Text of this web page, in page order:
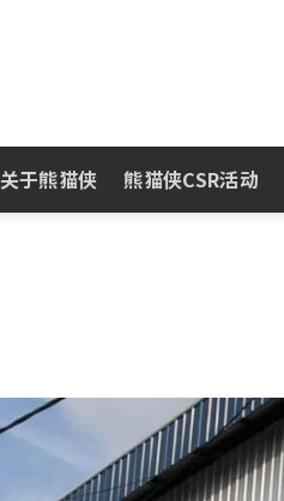
关于熊猫侠 熊猫侠CSR活动